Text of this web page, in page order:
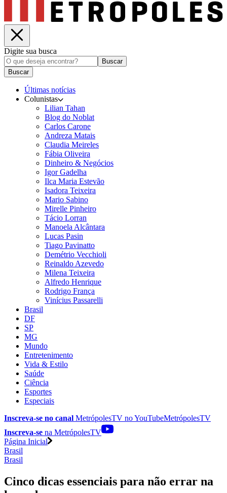
Digite sua busca
Buscar
Buscar
Últimas notícias
Colunistas
Lilian Tahan
Blog do Noblat
Carlos Carone
Andreza Matais
Claudia Meireles
Fábia Oliveira
Dinheiro & Negócios
Igor Gadelha
Ilca Maria Estevão
Isadora Teixeira
Mario Sabino
Mirelle Pinheiro
Tácio Lorran
Manoela Alcântara
Lucas Pasin
Tiago Pavinatto
Demétrio Vecchioli
Reinaldo Azevedo
Milena Teixeira
Alfredo Henrique
Rodrigo França
Vinícius Passarelli
Brasil
DF
SP
MG
Mundo
Entretenimento
Vida & Estilo
Saúde
Ciência
Esportes
Especiais
Inscreva-se no canal MetrópolesTV noYouTubeMetrópolesTV
Inscreva-se na MetrópolesTV
Página Inicial
Brasil
Brasil
Cinco dicas essenciais para não errar na